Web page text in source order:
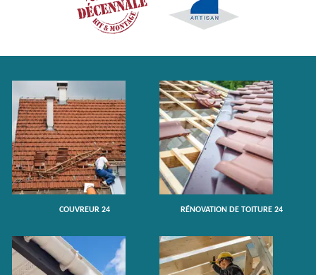
COUVREUR 24 RÉNOVATION DE TOITURE 24